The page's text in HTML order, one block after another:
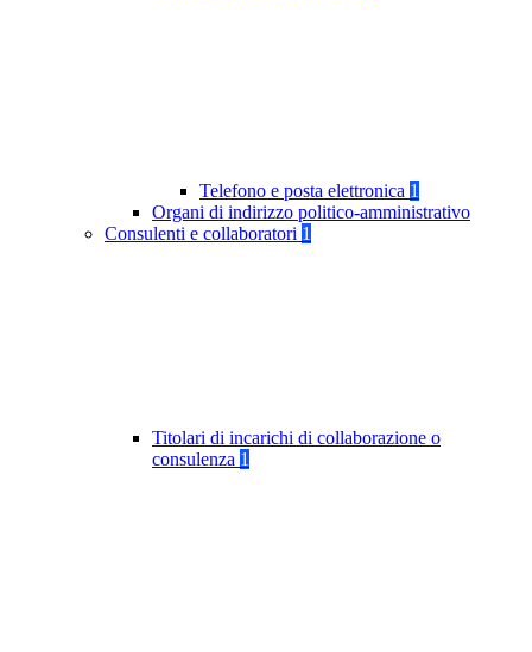
Telefono e posta elettronica 1
Organi di indirizzo politico-amministrativo
Consulenti e collaboratori 1
Titolari di incarichi di collaborazione o
consulenza 1